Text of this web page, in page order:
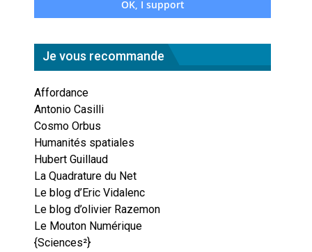
Je vous recommande
Affordance
Antonio Casilli
Cosmo Orbus
Humanités spatiales
Hubert Guillaud
La Quadrature du Net
Le blog d’Eric Vidalenc
Le blog d’olivier Razemon
Le Mouton Numérique
{Sciences²}